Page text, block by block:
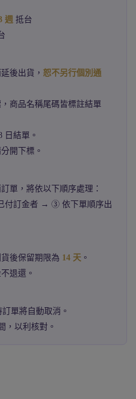
週 抵台
後出貨， 恕不另行個別通
商品名稱尾碼皆標註結單
日結單。
開下標。
單，將依以下順序處理：
訂金者 → ③ 依下單順序出
後保留期限為 14 天 。
退還。
訂單將自動取消。
，以利核對。